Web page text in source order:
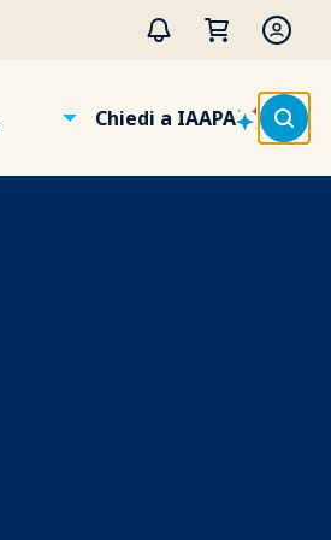
Chiedi a IAAPA